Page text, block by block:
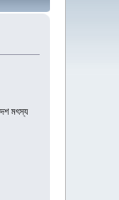
মৎস্য